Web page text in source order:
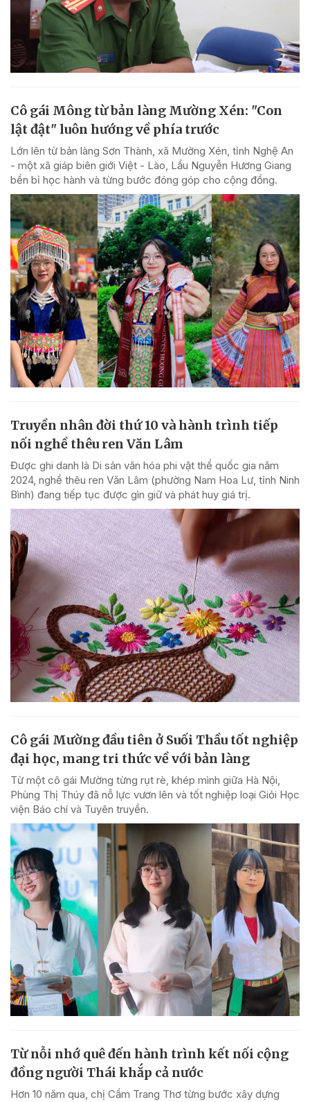
Cô gái Mông từ bản làng Mường Xén: "Con
lật đật" luôn hướng về phía trước
Lớn lên từ bản làng Sơn Thành, xã Mường Xén, tỉnh Nghệ An
- một xã giáp biên giới Việt - Lào, Lầu Nguyễn Hương Giang
bền bỉ học hành và từng bước đóng góp cho cộng đồng.
Truyền nhân đời thứ 10 và hành trình tiếp
nối nghề thêu ren Văn Lâm
Được ghi danh là Di sản văn hóa phi vật thể quốc gia năm
2024, nghề thêu ren Văn Lâm (phường Nam Hoa Lư, tỉnh Ninh
Bình) đang tiếp tục được gìn giữ và phát huy giá trị.
Cô gái Mường đầu tiên ở Suối Thầu tốt nghiệp
đại học, mang tri thức về với bản làng
Từ một cô gái Mường từng rụt rè, khép mình giữa Hà Nội,
Phùng Thị Thúy đã nỗ lực vươn lên và tốt nghiệp loại Giỏi Học
viện Báo chí và Tuyên truyền.
Từ nỗi nhớ quê đến hành trình kết nối cộng
đồng người Thái khắp cả nước
Hơn 10 năm qua, chị Cầm Trang Thơ từng bước xây dựng